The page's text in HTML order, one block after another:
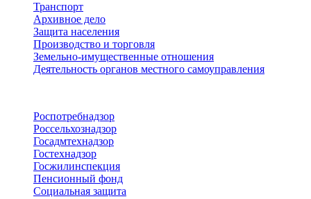
Транспорт
Архивное дело
Защита населения
Производство и торговля
Земельно-имущественные отношения
Деятельность органов местного самоуправления
Роспотребнадзор
Россельхознадзор
Госадмтехнадзор
Гостехнадзор
Госжилинспекция
Пенсионный фонд
Социальная защита